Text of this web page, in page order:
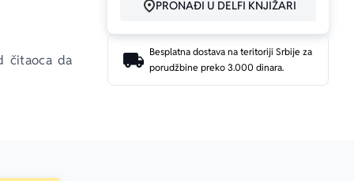
čitaoca da
PRONAĐI U DELFI KNJIŽARI
Besplatna dostava na teritoriji Srbije za
porudžbine preko 3.000 dinara.